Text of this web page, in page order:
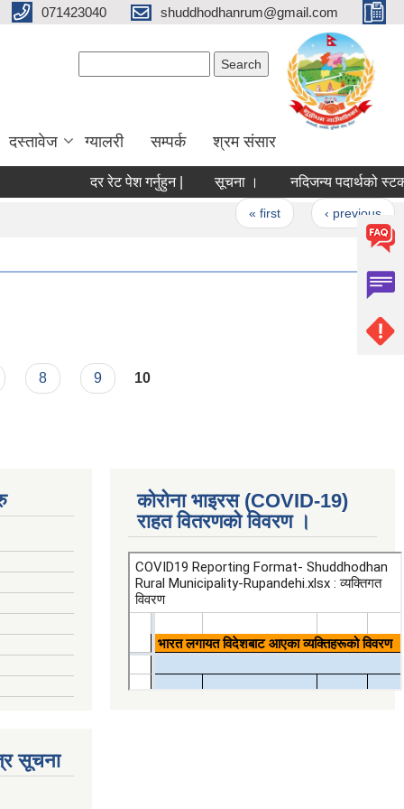
071423040 shuddhodhanrum@gmail.com
दस्तावेज ग्यालरी सम्पर्क श्रम संसार
दर रेट पेश गर्नुहुन | सूचना । नदिजन्य पदार्थको स्टक
‹ previous …
8 9 10
सूचना
कोरोना भाइरस (COVID-19)
राहत वितरणको विवरण ।